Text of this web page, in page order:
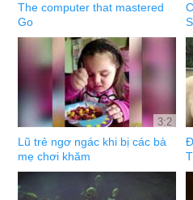
The computer that mastered
Go
3:2
Lũ trẻ ngơ ngác khi bị các bà
mẹ chơi khăm